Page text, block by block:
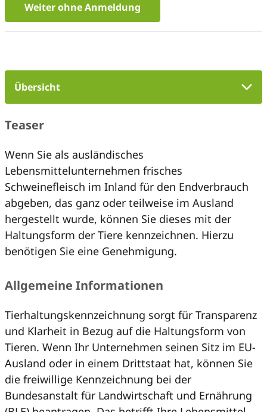
Weiter ohne Anmeldung
Übersicht
Teaser
Wenn Sie als ausländisches
Lebensmittelunternehmen frisches
Schweinefleisch im Inland für den Endverbrauch
abgeben, das ganz oder teilweise im Ausland
hergestellt wurde, können Sie dieses mit der
Haltungsform der Tiere kennzeichnen. Hierzu
benötigen Sie eine Genehmigung.
Allgemeine Informationen
Tierhaltungskennzeichnung sorgt für Transparenz
und Klarheit in Bezug auf die Haltungsform von
Tieren. Wenn Ihr Unternehmen seinen Sitz im EU-
Ausland oder in einem Drittstaat hat, können Sie
die freiwillige Kennzeichnung bei der
Bundesanstalt für Landwirtschaft und Ernährung